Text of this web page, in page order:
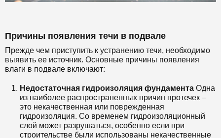
Причины появления течи в подвале
Прежде чем приступить к устранению течи, необходимо
выявить ее источник. Основные причины появления
влаги в подвале включают:
Недостаточная гидроизоляция фундамента Одна
из наиболее распространенных причин протечек –
это некачественная или поврежденная
гидроизоляция. Со временем гидроизоляционный
слой может разрушаться, особенно если при
строительстве были использованы некачественные